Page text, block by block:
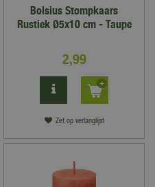
Bolsius Stompkaars
Rustiek Ø5x10 cm - Taupe
2,99
Zet op verlanglijst